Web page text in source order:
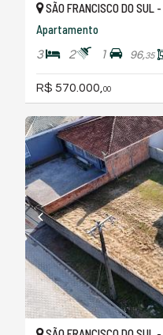
SÃO FRANCISCO DO SUL -
Apartamento
3 2 1 96,35
R$ 570.000, 00